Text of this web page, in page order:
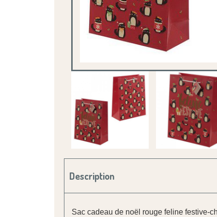
Description
Sac cadeau de noël rouge feline festive-